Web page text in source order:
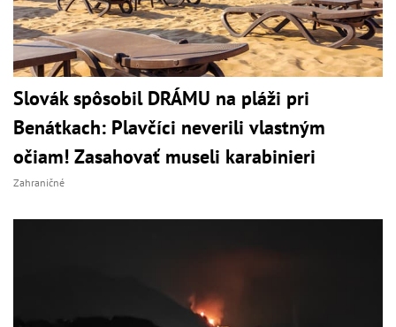
Slovák spôsobil DRÁMU na pláži pri
Benátkach: Plavčíci neverili vlastným
očiam! Zasahovať museli karabinieri
Zahraničné